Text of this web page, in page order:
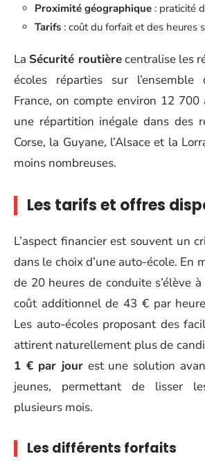
Proximité géographique : praticité
Tarifs : coût du forfait et des heures
La Sécurité routièrecentralise les
écoles réparties sur
France, on compte environ 12 700
une répartition inégale dans des
Corse, la Guyane, l’Alsace et la
moins nombreuses.
Les tarifs et offres
L’aspect financier est souvent un
dans le choix d’une auto-école. En
de 20 heures de conduite s’élève
coût additionnel de 43 € par
Les auto-écoles proposant des
attirent naturellement plus de
1 € par jour est une solution
jeunes, permettant de lisser
plusieurs mois.
Les différents forfaits